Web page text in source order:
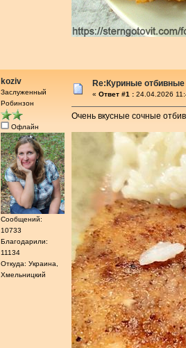
koziv
Заслуженный
Робинзон
Офлайн
Сообщений:
10733
Благодарили:
11134
Откуда: Украина,
Хмельницкий
Re:Куриные
« Ответ #1 : 24.04.2026
Очень вкусные сочные